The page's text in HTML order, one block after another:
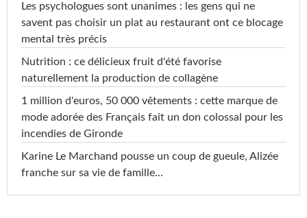
Les psychologues sont unanimes : les gens qui ne
savent pas choisir un plat au restaurant ont ce blocage
mental très précis
Nutrition : ce délicieux fruit d'été favorise
naturellement la production de collagène
1 million d'euros, 50 000 vêtements : cette marque de
mode adorée des Français fait un don colossal pour les
incendies de Gironde
Karine Le Marchand pousse un coup de gueule, Alizée
franche sur sa vie de famille...